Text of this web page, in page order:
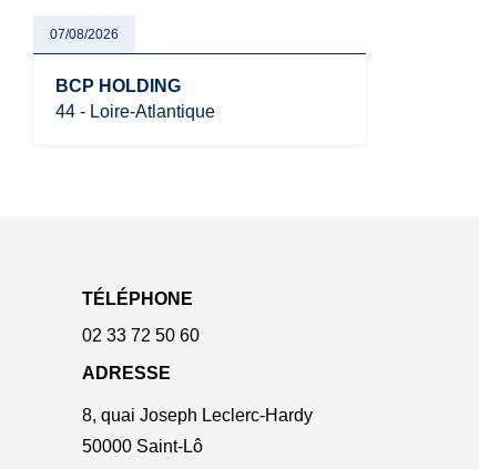
07/08/2026
BCP HOLDING
44 - Loire-Atlantique
TÉLÉPHONE
02 33 72 50 60
ADRESSE
8, quai Joseph Leclerc-Hardy
50000 Saint-Lô